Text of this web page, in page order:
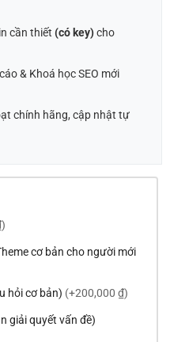
cần thiết (có key)cho
& Khoá học SEO mới
chính hãng, cập nhật tự
cơ bản cho người mới
hỏi cơ bản) (+200,000 ₫)
giải quyết vấn đề)